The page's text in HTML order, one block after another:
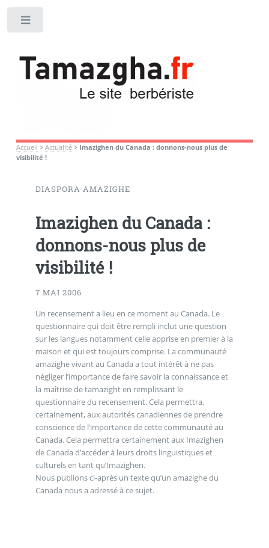
Accueil > Actualité> Imazighen du Canada : donnons-nous plus de
visibilité !
DIASPORA AMAZIGHE
Imazighen du Canada :
donnons-nous plus de
visibilité !
7 MAI 2006
Un recensement a lieu en ce moment au Canada. Le
questionnaire qui doit être rempli inclut une question
sur les langues notamment celle apprise en premier à la
maison et qui est toujours comprise. La communauté
amazighe vivant au Canada a tout intérêt à ne pas
négliger l’importance de faire savoir la connaissance et
la maîtrise de tamazight en remplissant le
questionnaire du recensement. Cela permettra,
certainement, aux autorités canadiennes de prendre
conscience de l’importance de cette communauté au
Canada. Cela permettra certainement aux Imazighen
de Canada d’accéder à leurs droits linguistiques et
culturels en tant qu’Imazighen.
Nous publions ci-après un texte qu’un amazighe du
Canada nous a adressé à ce sujet.